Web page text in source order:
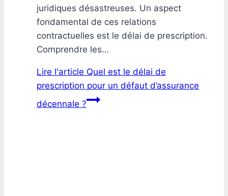
juridiques désastreuses. Un aspect
fondamental de ces relations
contractuelles est le délai de prescription.
Comprendre les…
Lire l'article Quel est le délai de
prescription pour un défaut d’assurance
décennale ?